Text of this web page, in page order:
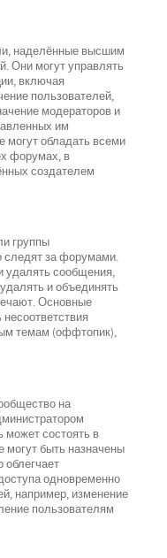
наделённые высшим
Они могут управлять
включая
пользователей,
модераторов и
им
могут обладать всеми
форумах, в
создателем
группы
следят за форумами.
удалять сообщения,
и объединять
Основные
темам (оффтопик),
на
может состоять в
могут быть назначены
облегчает
одновременно
например, изменение
пользователям